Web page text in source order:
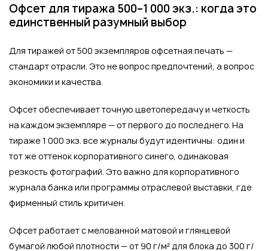
Офсет для тиража 500–1 000 экз.: когда это
единственный разумный выбор
Для тиражей от 500 экземпляров офсетная печать —
стандарт отрасли. Это не вопрос предпочтений, а вопрос
экономики и качества.
Офсет обеспечивает точную цветопередачу и четкость
на каждом экземпляре — от первого до последнего. На
тираже 1 000 экз. все журналы будут идентичны: один и
тот же оттенок корпоративного синего, одинаковая
резкость фотографий. Это важно для корпоративного
журнала банка или программы отраслевой выставки, где
фирменный стиль критичен.
Офсет работает с мелованной матовой и глянцевой
бумагой любой плотности — от 90 г/м² для блока до 300 г/